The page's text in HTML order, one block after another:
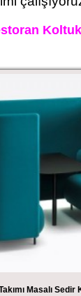
Masalı